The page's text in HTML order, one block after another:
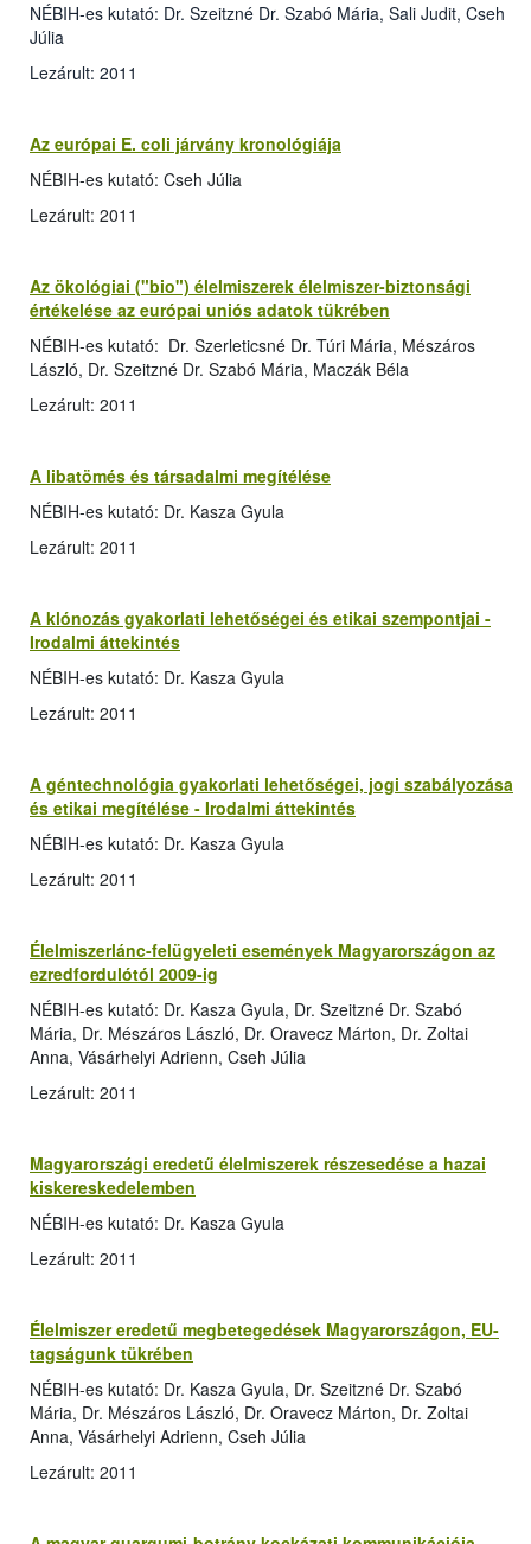
NÉBIH-es kutató: Dr. Szeitzné Dr. Szabó Mária, Sali Judit, Cseh
Júlia
Lezárult: 2011
Az európai E. coli járvány kronológiája
NÉBIH-es kutató: Cseh Júlia
Lezárult: 2011
Az ökológiai ("bio") élelmiszerek élelmiszer-biztonsági
értékelése az európai uniós adatok tükrében
NÉBIH-es kutató: Dr. Szerleticsné Dr. Túri Mária, Mészáros
László, Dr. Szeitzné Dr. Szabó Mária, Maczák Béla
Lezárult: 2011
A libatömés és társadalmi megítélése
NÉBIH-es kutató: Dr. Kasza Gyula
Lezárult: 2011
A klónozás gyakorlati lehetőségei és etikai szempontjai -
Irodalmi áttekintés
NÉBIH-es kutató: Dr. Kasza Gyula
Lezárult: 2011
A géntechnológia gyakorlati lehetőségei, jogi szabályozása
és etikai megítélése - Irodalmi áttekintés
NÉBIH-es kutató: Dr. Kasza Gyula
Lezárult: 2011
Élelmiszerlánc-felügyeleti események Magyarországon az
ezredfordulótól 2009-ig
NÉBIH-es kutató: Dr. Kasza Gyula, Dr. Szeitzné Dr. Szabó
Mária, Dr. Mészáros László, Dr. Oravecz Márton, Dr. Zoltai
Anna, Vásárhelyi Adrienn, Cseh Júlia
Lezárult: 2011
Magyarországi eredetű élelmiszerek részesedése a hazai
kiskereskedelemben
NÉBIH-es kutató: Dr. Kasza Gyula
Lezárult: 2011
Élelmiszer eredetű megbetegedések Magyarországon, EU-
tagságunk tükrében
NÉBIH-es kutató: Dr. Kasza Gyula, Dr. Szeitzné Dr. Szabó
Mária, Dr. Mészáros László, Dr. Oravecz Márton, Dr. Zoltai
Anna, Vásárhelyi Adrienn, Cseh Júlia
Lezárult: 2011